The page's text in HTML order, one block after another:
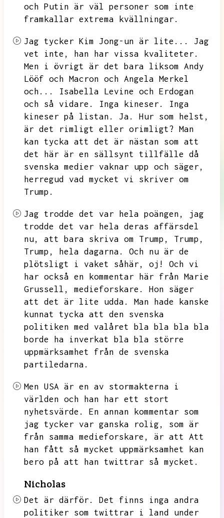
och Putin är väl personer som inte
framkallar extrema kvällningar.
Jag tycker Kim Jong-un är lite...
Jag
vet inte,
han har vissa kvaliteter.
Men i övrigt är det bara liksom Andy
Lööf och Macron och Angela Merkel
och...
Isabella Levine och Erdogan
och så vidare.
Inga kineser.
Inga
kineser på listan.
Ja.
Hur som helst,
är det rimligt eller orimligt? Man
kan tycka att det är nästan som att
det här är en sällsynt tillfälle då
svenska medier vaknar upp och säger,
herregud vad mycket vi skriver om
Trump.
Jag trodde det var hela poängen,
jag
trodde det var hela deras affärsdel
nu,
att bara skriva om Trump,
Trump,
Trump,
hela dagarna.
Och nu är de
plötsligt i vaket såhär,
oj!
Och vi
har också en kommentar här från Marie
Grussell,
medieforskare.
Hon säger
att det är lite udda.
Man hade kanske
kunnat tycka att den svenska
politiken med valåret bla bla bla bla
borde ha inverkat bla bla större
uppmärksamhet från de svenska
partiledarna.
Men USA är en av stormakterna i
världen och han har ett stort
nyhetsvärde.
En annan kommentar som
jag tycker var ganska rolig,
som är
från samma medieforskare,
är att Att
han fått så mycket uppmärksamhet kan
bero på att han twittrar så mycket.
Nicholas
Det är därför.
Det finns inga andra
politiker som twittrar i land under